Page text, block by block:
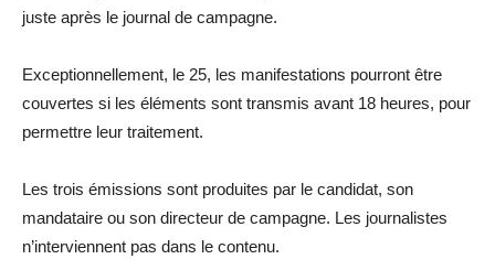
juste après le journal de campagne.
Exceptionnellement, le 25, les manifestations pourront être
couvertes si les éléments sont transmis avant 18 heures, pour
permettre leur traitement.
Les trois émissions sont produites par le candidat, son
mandataire ou son directeur de campagne. Les journalistes
n’interviennent pas dans le contenu.